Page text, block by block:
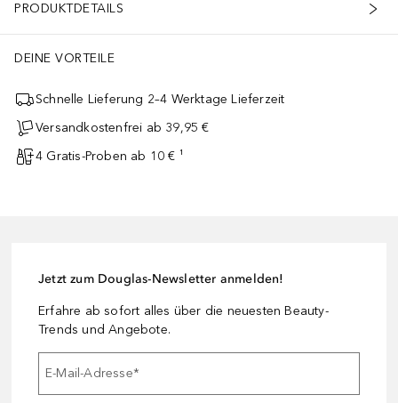
PRODUKTDETAILS
DEINE VORTEILE
Schnelle Lieferung 2–4 Werktage Lieferzeit
Versandkostenfrei ab 39,95 €
4 Gratis-Proben ab 10 € ¹
Jetzt zum Douglas-Newsletter anmelden!
Erfahre ab sofort alles über die neuesten Beauty-
Trends und Angebote.
E-Mail-Adresse*